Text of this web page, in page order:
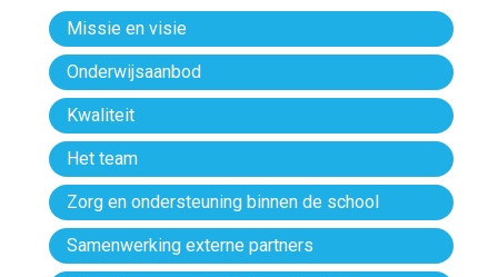
Missie en visie
Onderwijsaanbod
Kwaliteit
Het team
Zorg en ondersteuning binnen de school
Samenwerking externe partners